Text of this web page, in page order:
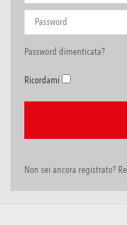
Password dimenticata?
Ricordami
Non sei ancora registrato?